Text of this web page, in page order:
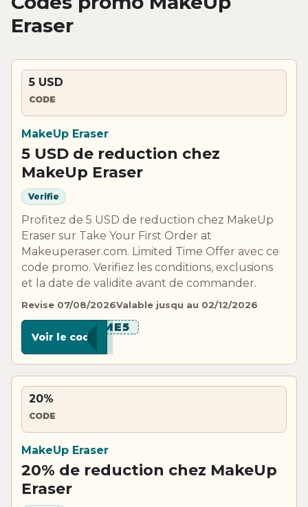
Eraser
5 USD
CODE
MakeUp Eraser
5 USD de reduction chez
MakeUp Eraser
Verifie
Profitez de 5 USD de reduction chez MakeUp
Eraser sur Take Your First Order at
Makeuperaser.com. Limited Time Offer avec ce
code promo. Verifiez les conditions, exclusions
et la date de validite avant de commander.
Revise 07/08/2026Valable jusqu au 02/12/2026
*****ME5
Voir le code
20%
CODE
MakeUp Eraser
20% de reduction chez MakeUp
Eraser